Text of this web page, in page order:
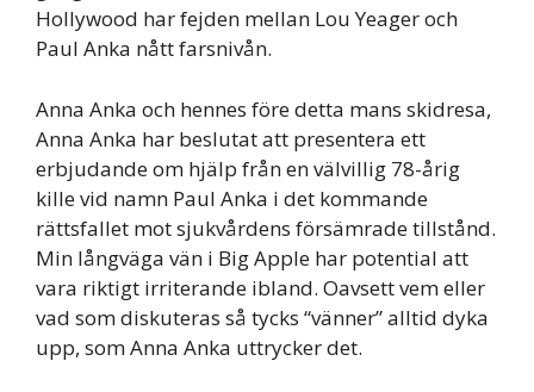
Hollywood har fejden mellan Lou Yeager och
Paul Anka nått farsnivån.
Anna Anka och hennes före detta mans skidresa,
Anna Anka har beslutat att presentera ett
erbjudande om hjälp från en välvillig 78-årig
kille vid namn Paul Anka i det kommande
rättsfallet mot sjukvårdens försämrade tillstånd.
Min långväga vän i Big Apple har potential att
vara riktigt irriterande ibland. Oavsett vem eller
vad som diskuteras så tycks “vänner” alltid dyka
upp, som Anna Anka uttrycker det.